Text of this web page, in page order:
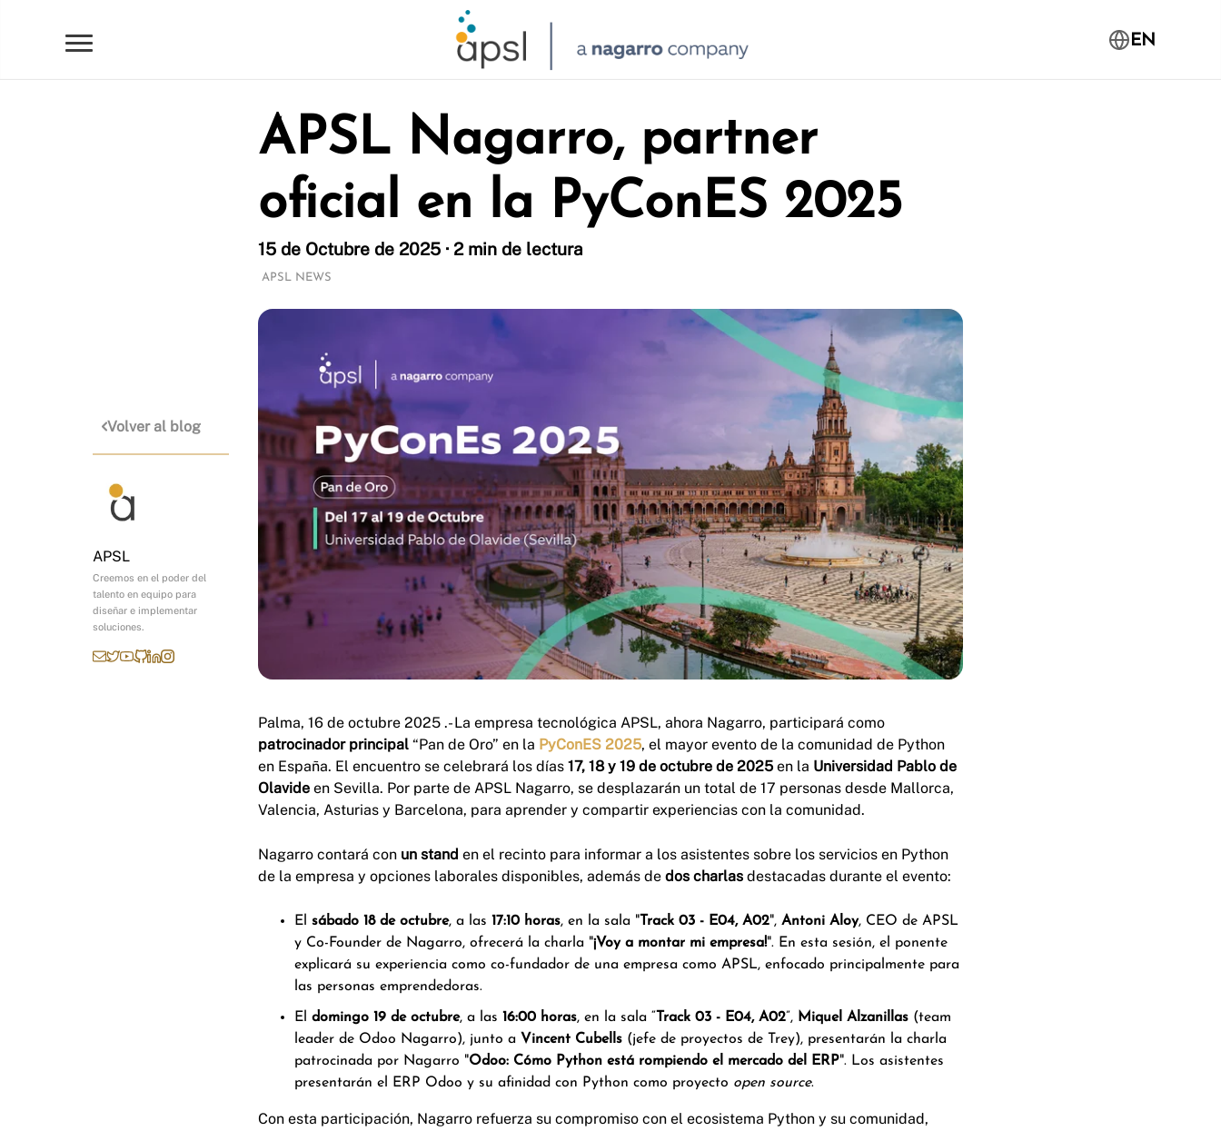
EN
Volver al blog
APSL
Creemos en el poder del
talento en equipo para
diseñar e implementar
soluciones.
APSL Nagarro, partner
oficial en la PyConES 2025
15 de Octubre de 2025 · 2 min de lectura
APSL NEWS
Palma, 16 de octubre 2025 .- La empresa tecnológica APSL, ahora Nagarro, participará como
patrocinador principal “Pan de Oro” en la PyConES 2025, el mayor evento de la comunidad de Python
en España. El encuentro se celebrará los días 17, 18 y 19 de octubre de 2025 en la Universidad Pablo de
Olavide en Sevilla. Por parte de APSL Nagarro, se desplazarán un total de 17 personas desde Mallorca,
Valencia, Asturias y Barcelona, para aprender y compartir experiencias con la comunidad.
Nagarro contará con un stand en el recinto para informar a los asistentes sobre los servicios en Python
de la empresa y opciones laborales disponibles, además de dos charlas destacadas durante el evento:
El sábado 18 de octubre, a las 17:10 horas, en la sala "Track 03 - E04, A02", Antoni Aloy, CEO de APSL
y Co-Founder de Nagarro, ofrecerá la charla "¡Voy a montar mi empresa!". En esta sesión, el ponente
explicará su experiencia como co-fundador de una empresa como APSL, enfocado principalmente para
las personas emprendedoras.
El domingo 19 de octubre, a las 16:00 horas, en la sala “ Track 03 - E04, A02”, Miquel Alzanillas (team
leader de Odoo Nagarro), junto a Vincent Cubells (jefe de proyectos de Trey), presentarán la charla
patrocinada por Nagarro "Odoo: Cómo Python está rompiendo el mercado del ERP". Los asistentes
presentarán el ERP Odoo y su afinidad con Python como proyecto open source.
Con esta participación, Nagarro refuerza su compromiso con el ecosistema Python y su comunidad,